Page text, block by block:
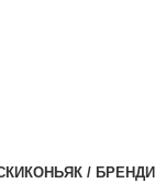
КОНЬЯК / БРЕНДИ